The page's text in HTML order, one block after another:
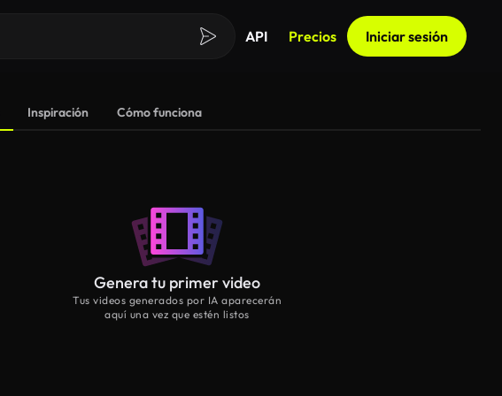
API Precios Iniciar sesión
Inspiración Cómo funciona
Genera tu primer video
Tus videos generados por IA aparecerán
aquí una vez que estén listos